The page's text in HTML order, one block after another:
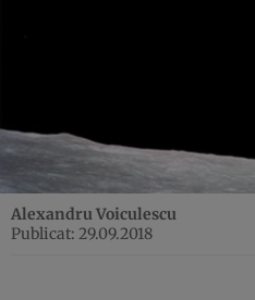
Alexandru Voiculescu
Publicat: 29.09.2018